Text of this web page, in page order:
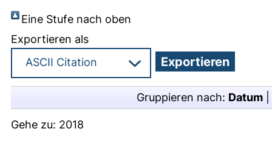
Eine Stufe nach oben
Exportieren als
Gruppieren nach: Datum
Gehe zu: 2018